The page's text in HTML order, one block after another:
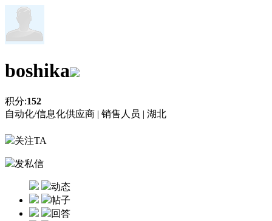
boshika
积分:152
自动化/信息化供应商 | 销售人员 | 湖北
关注TA
发私信
动态
帖子
回答